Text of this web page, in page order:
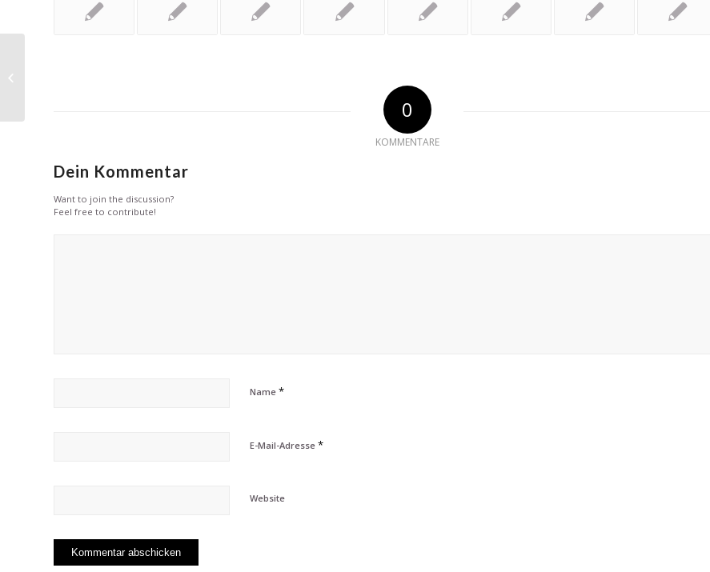
0
KOMMENTARE
Dein Kommentar
Want to join the discussion?
Feel free to contribute!
Name *
E-Mail-Adresse *
Website